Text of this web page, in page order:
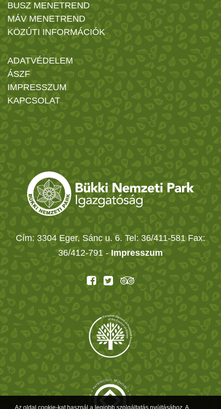
BUSZ MENETREND
MÁV MENETREND
KÖZÚTI INFORMÁCIÓK
ADATVÉDELEM
ÁSZF
IMPRESSZUM
KAPCSOLAT
Cím: 3304 Eger, Sánc u. 6. Tel: 36/411-581 Fax:
36/412-791 - Impresszum
Az oldal cookie-kat használ a legjobb szolgáltatás nyújtásához. A